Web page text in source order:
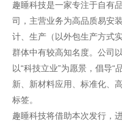
趣睡科技是一家专注于自有
司，主营业务为高品质易安
计、生产（以外包生产方式
群体中有较高知名度。公司
以“科技立业”为愿景，倡导“
新、新材料应用、标准化、
标签。
趣睡科技将借助本次发行，